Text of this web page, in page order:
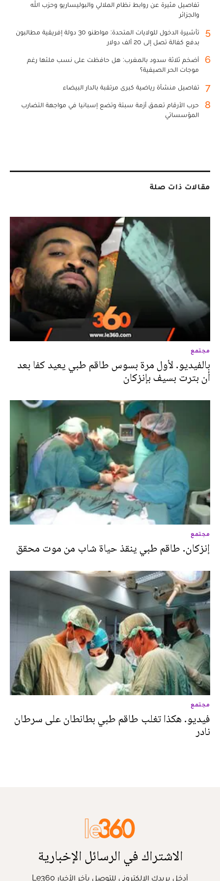
تفاصيل مثيرة عن روابط نظام الملالي والبوليساريو وحزب الله
والجزائر
5
تأشيرة الدخول للولايات المتحدة: مواطنو 30 دولة إفريقية مطالبون
بدفع كفالة تصل إلى 20 ألف دولار
6
أضخم ثلاثة سدود بالمغرب: هل حافظت على نسب ملئها رغم
موجات الحر الصيفية؟
7 تفاصيل منشأة رياضية كبرى مرتقبة بالدار البيضاء
8
حرب الأرقام تعمق أزمة سبتة وتضع إسبانيا في مواجهة التضارب
المؤسساتي
مقالات ذات صلة
مجتمع
بالفيديو. لأول مرة بسوس طاقم طبي يعيد كفا بعد
أن بترت بسيف بإنزكان
مجتمع
إنزكان. طاقم طبي ينقذ حياة شاب من موت محقق
مجتمع
فيديو. هكذا تغلب طاقم طبي بطانطان على سرطان
نادر
الاشتراك في الرسائل الإخبارية
أدخل بريدك الإلكتروني للتوصل بآخر الأخبار Le360